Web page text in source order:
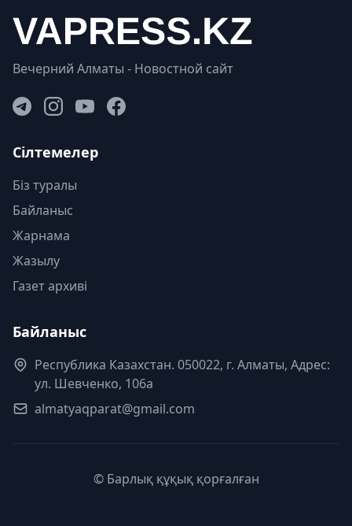
Вечерний Алматы - Новостной сайт
Сілтемелер
Біз туралы
Байланыс
Жарнама
Жазылу
Газет архиві
Байланыс
Республика Казахстан. 050022, г. Алматы, Адрес:
ул. Шевченко, 106а
almatyaqparat@gmail.com
© Барлық құқық қорғалған